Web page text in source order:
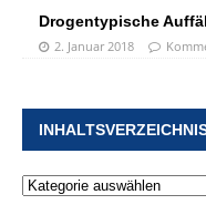
Drogentypische
2. Januar 2018